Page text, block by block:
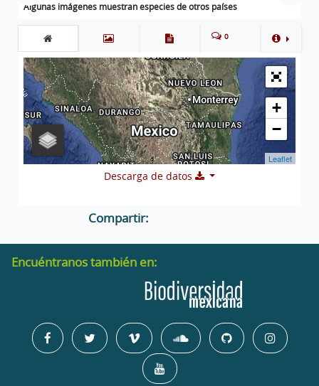
Algunas imágenes muestran especies de otros países
0
+
−
Leaflet
Descarga de datos
Compartir:
Encuéntranos también en: